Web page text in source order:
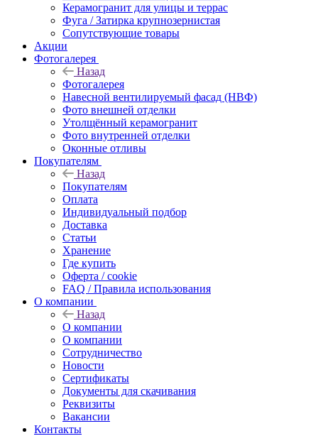
Керамогранит для улицы и террас
Фуга / Затирка крупнозернистая
Сопутствующие товары
Акции
Фотогалерея
Назад
Фотогалерея
Навесной вентилируемый фасад (НВФ)
Фото внешней отделки
Утолщённый керамогранит
Фото внутренней отделки
Оконные отливы
Покупателям
Назад
Покупателям
Оплата
Индивидуальный подбор
Доставка
Статьи
Хранение
Где купить
Оферта / cookie
FAQ / Правила использования
О компании
Назад
О компании
О компании
Сотрудничество
Новости
Сертификаты
Документы для скачивания
Реквизиты
Вакансии
Контакты